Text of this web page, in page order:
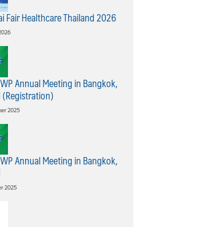
Fair Healthcare Thailand 2026
Annual Meeting in Bangkok,
(Registration)
2025
Annual Meeting in Bangkok,
2025